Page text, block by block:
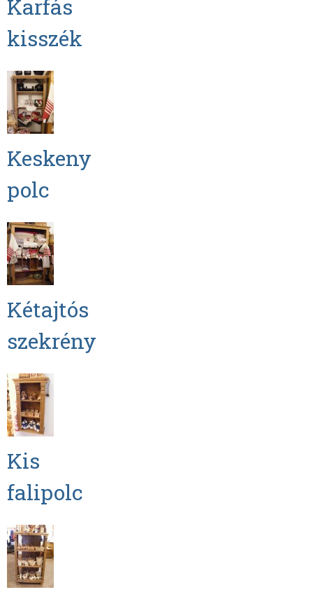
Karfás
kisszék
Keskeny
polc
Kétajtós
szekrény
Kis
falipolc